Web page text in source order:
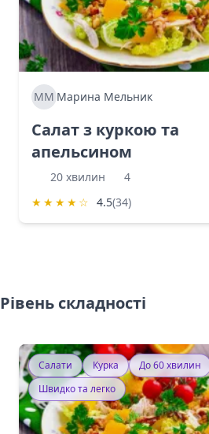
ММ Марина Мельник
Салат з куркою та
апельсином
20 хвилин
4
★ ★ ★ ★ ☆ 4.5(34)
Рівень складності
Салати Курка
До 60 хвилин
Швидко та легко